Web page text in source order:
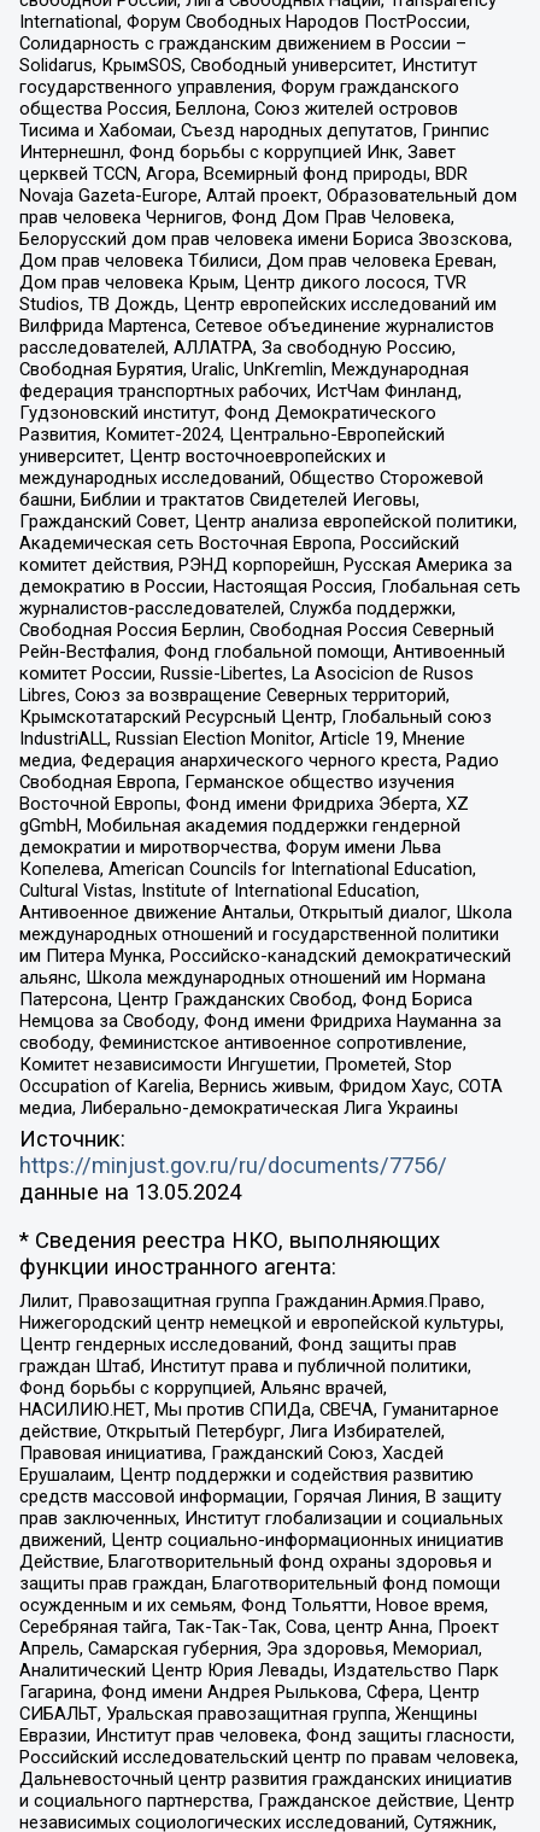
International, Форум Свободных Народов ПостРоссии,
Солидарность с гражданским движением в России –
Solidarus, КрымSOS, Свободный университет, Институт
государственного управления, Форум гражданского
общества Россия, Беллона, Союз жителей островов
Тисима и Хабомаи, Съезд народных депутатов, Гринпис
Интернешнл, Фонд борьбы с коррупцией Инк, Завет
церквей TCCN, Агора, Всемирный фонд природы, BDR
Novaja Gazeta-Europe, Алтай проект, Образовательный дом
прав человека Чернигов, Фонд Дом Прав Человека,
Белорусский дом прав человека имени Бориса Звозскова,
Дом прав человека Тбилиси, Дом прав человека Ереван,
Дом прав человека Крым, Центр дикого лосося, TVR
Studios, ТВ Дождь, Центр европейских исследований им
Вилфрида Мартенса, Сетевое объединение журналистов
расследователей, АЛЛАТРА, За свободную Россию,
Свободная Бурятия, Uralic, UnKremlin, Международная
федерация транспортных рабочих, ИстЧам Финланд,
Гудзоновский институт, Фонд Демократического
Развития, Комитет-2024, Центрально-Европейский
университет, Центр восточноевропейских и
международных исследований, Общество Сторожевой
башни, Библии и трактатов Свидетелей Иеговы,
Гражданский Совет, Центр анализа европейской политики,
Академическая сеть Восточная Европа, Российский
комитет действия, РЭНД корпорейшн, Русская Америка за
демократию в России, Настоящая Россия, Глобальная сеть
журналистов-расследователей, Служба поддержки,
Свободная Россия Берлин, Свободная Россия Северный
Рейн-Вестфалия, Фонд глобальной помощи, Антивоенный
комитет России, Russie-Libertes, La Asocicion de Rusos
Libres, Союз за возвращение Северных территорий,
Крымскотатарский Ресурсный Центр, Глобальный союз
IndustriALL, Russian Election Monitor, Article 19, Мнение
медиа, Федерация анархического черного креста, Радио
Свободная Европа, Германское общество изучения
Восточной Европы, Фонд имени Фридриха Эберта, XZ
gGmbH, Мобильная академия поддержки гендерной
демократии и миротворчества, Форум имени Льва
Копелева, American Councils for International Education,
Cultural Vistas, Institute of International Education,
Антивоенное движение Антальи, Открытый диалог, Школа
международных отношений и государственной политики
им Питера Мунка, Российско-канадский демократический
альянс, Школа международных отношений им Нормана
Патерсона, Центр Гражданских Свобод, Фонд Бориса
Немцова за Свободу, Фонд имени Фридриха Науманна за
свободу, Феминистское антивоенное сопротивление,
Комитет независимости Ингушетии, Прометей, Stop
Occupation of Karelia, Вернись живым, Фридом Хаус, СОТА
медиа, Либерально-демократическая Лига Украины
Источник:
https://minjust.gov.ru/ru/documents/7756/
данные на 13.05.2024
* Сведения реестра НКО, выполняющих
функции иностранного агента:
Лилит, Правозащитная группа Гражданин.Армия.Право,
Нижегородский центр немецкой и европейской культуры,
Центр гендерных исследований, Фонд защиты прав
граждан Штаб, Институт права и публичной политики,
Фонд борьбы с коррупцией, Альянс врачей,
НАСИЛИЮ.НЕТ, Мы против СПИДа, СВЕЧА, Гуманитарное
действие, Открытый Петербург, Лига Избирателей,
Правовая инициатива, Гражданский Союз, Хасдей
Ерушалаим, Центр поддержки и содействия развитию
средств массовой информации, Горячая Линия, В защиту
прав заключенных, Институт глобализации и социальных
движений, Центр социально-информационных инициатив
Действие, Благотворительный фонд охраны здоровья и
защиты прав граждан, Благотворительный фонд помощи
осужденным и их семьям, Фонд Тольятти, Новое время,
Серебряная тайга, Так-Так-Так, Сова, центр Анна, Проект
Апрель, Самарская губерния, Эра здоровья, Мемориал,
Аналитический Центр Юрия Левады, Издательство Парк
Гагарина, Фонд имени Андрея Рылькова, Сфера, Центр
СИБАЛЬТ, Уральская правозащитная группа, Женщины
Евразии, Институт прав человека, Фонд защиты гласности,
Российский исследовательский центр по правам человека,
Дальневосточный центр развития гражданских инициатив
и социального партнерства, Гражданское действие, Центр
независимых социологических исследований, Сутяжник,